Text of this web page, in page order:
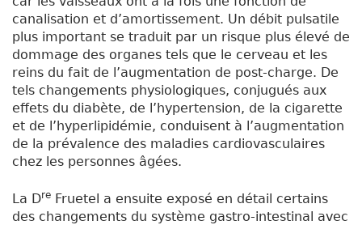
canalisation et d’amortissement. Un débit pulsatile
plus important se traduit par un risque plus élevé de
dommage des organes tels que le cerveau et les
reins du fait de l’augmentation de post-charge. De
tels changements physiologiques, conjugués aux
effets du diabète, de l’hypertension, de la cigarette
et de l’hyperlipidémie, conduisent à l’augmentation
de la prévalence des maladies cardiovasculaires
chez les personnes âgées.
La Dre Fruetel a ensuite exposé en détail certains
des changements du système gastro-intestinal avec